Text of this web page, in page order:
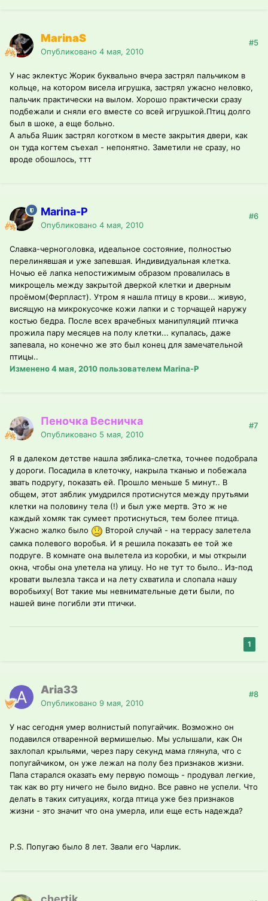
MarinaS
Опубликовано 4 мая, 2010
#5
У нас эклектус Жорик буквально вчера застрял пальчиком в
кольце, на котором висела игрушка, застрял ужасно неловко,
пальчик практически на вылом. Хорошо практически сразу
подбежали и сняли его вместе со всей игрушкой.Птиц долго
был в шоке, а еще больно.
А альба Яшик застрял коготком в месте закрытия двери, как
он туда когтем съехал - непонятно. Заметили не сразу, но
вроде обошлось, ттт
Marina-P
Опубликовано 4 мая, 2010
#6
Славка-черноголовка, идеальное состояние, полностью
перелинявшая и уже запевшая. Индивидуальная клетка.
Ночью её лапка непостижимым образом провалилась в
микрощель между закрытой дверкой клетки и дверным
проёмом(Ферпласт). Утром я нашла птицу в крови... живую,
висящую на микрокусочке кожи лапки и с торчащей наружу
костью бедра. После всех врачебных манипуляций птичка
прожила пару месяцев на полу клетки... купалась, даже
запевала, но конечно же это был конец для замечательной
птицы..
Изменено4 мая, 2010пользователем Marina-P
Пеночка Весничка
Опубликовано 5 мая, 2010
#7
Я в далеком детстве нашла зяблика-слетка, точнее подобрала
у дороги. Посадила в клеточку, накрыла тканью и побежала
звать подругу, показать ей. Прошло меньше 5 минут.. В
общем, этот зяблик умудрился протиснутся между прутьями
клетки на половину тела (!) и был уже мертв. Это ж не
каждый хомяк так сумеет протиснуться, тем более птица.
Ужасно жалко было
Второй случай - на террасу залетела
самка полевого воробья. И я решила показать ее той же
подруге. В комнате она вылетела из коробки, и мы открыли
окна, чтобы она улетела на улицу. Но не тут то было.. Из-под
кровати вылезла такса и на лету схватила и слопала нашу
воробьиху( Вот такие мы невнимательные дети были, по
нашей вине погибли эти птички.
1
Aria33
Опубликовано 9 мая, 2010
#8
У нас сегодня умер волнистый попугайчик. Возможно он
подавился отваренной вермишелью. Мы услышали, как Он
захлопал крыльями, через пару секунд мама глянула, что с
попугайчиком, он уже лежал на полу без признаков жизни.
Папа старался оказать ему первую помощь - продувал легкие,
так как во рту ничего не было видно. Все равно не успели. Что
делать в таких ситуациях, когда птица уже без признаков
жизни - это значит что она умерла, или еще есть надежда?
P.S. Попугаю было 8 лет. Звали его Чарлик.